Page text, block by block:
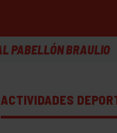
NUEVO HORARIO
ACTIVIDADES